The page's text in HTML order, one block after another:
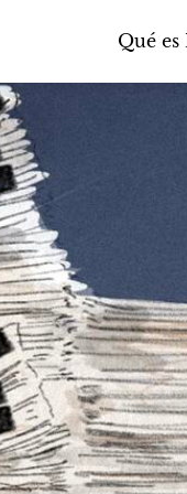
Qué es